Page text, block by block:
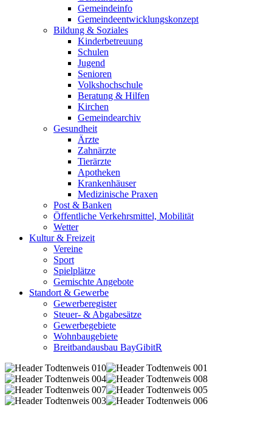
Gemeindeinfo
Gemeindeentwicklungskonzept
Bildung & Soziales
Kinderbetreuung
Schulen
Jugend
Senioren
Volkshochschule
Beratung & Hilfen
Kirchen
Gemeindearchiv
Gesundheit
Ärzte
Zahnärzte
Tierärzte
Apotheken
Krankenhäuser
Medizinische Praxen
Post & Banken
Öffentliche Verkehrsmittel, Mobilität
Wetter
Kultur & Freizeit
Vereine
Sport
Spielplätze
Gemischte Angebote
Standort & Gewerbe
Gewerberegister
Steuer- & Abgabesätze
Gewerbegebiete
Wohnbaugebiete
Breitbandausbau BayGibitR